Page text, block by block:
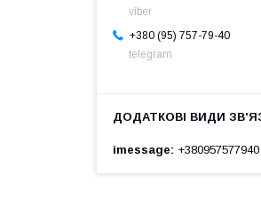
viber
+380 (95) 757-79-40
telegram
imessage +380957577940